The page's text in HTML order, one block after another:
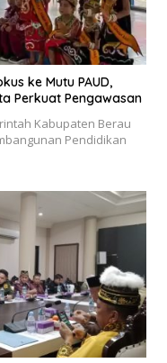
ke Mutu PAUD,
Perkuat Pengawasan
Kabupaten Berau
Pendidikan